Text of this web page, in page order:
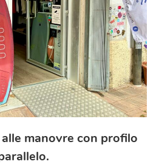
manovre con profilo